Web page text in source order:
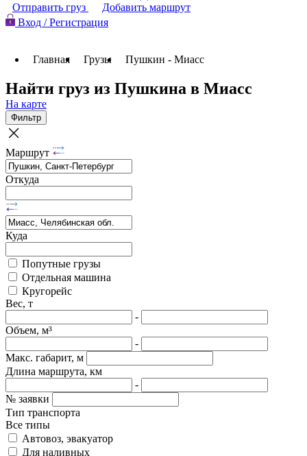
Отправить груз
Добавить маршрут
Вход / Регистрация
Главная Грузы Пушкин - Миасс
Найти груз из Пушкина в Миасс
На карте
Фильтр
Маршрут
Откуда
Куда
Попутные грузы
Отдельная машина
Кругорейс
Вес, т
-
Объем, м³
-
Макс. габарит, м
Длина маршрута, км
-
№ заявки
Тип транспорта
Все типы
Автовоз, эвакуатор
Для наливных